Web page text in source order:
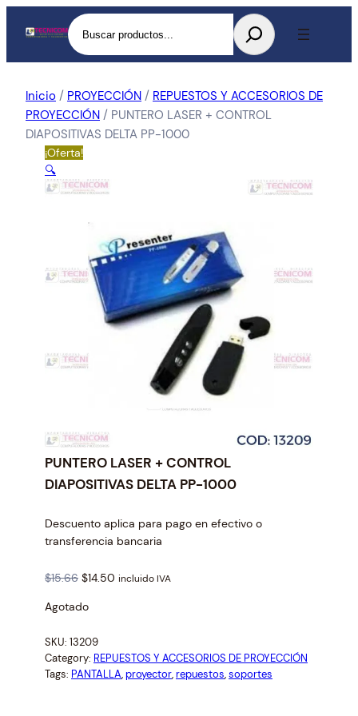
Buscar
Inicio / PROYECCIÓN / REPUESTOS Y ACCESORIOS DE
PROYECCIÓN / PUNTERO LASER + CONTROL
DIAPOSITIVAS DELTA PP-1000
¡Oferta!
🔍
PUNTERO LASER + CONTROL
DIAPOSITIVAS DELTA PP-1000
Descuento aplica para pago en efectivo o
transferencia bancaria
$15.66 O
i
i
n
a
$14.50 C
n
t
incluido IVA
Agotado
SKU: 13209
Category: REPUESTOS Y ACCESORIOS DE PROYECCIÓN
Tags: PANTALLA, proyector, repuestos, soportes